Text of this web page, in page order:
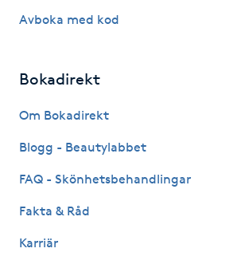
Kroppspeeling
Käkledsbehandling
Kärlbehandling
Laserbehandling
Avboka med kod
Bokadirekt
Om Bokadirekt
Blogg - Beautylabbet
FAQ - Skönhetsbehandlingar
Fakta & Råd
Karriär